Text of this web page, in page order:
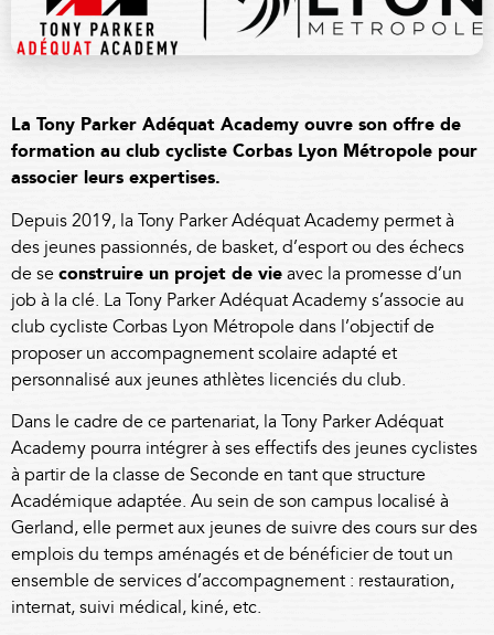
La Tony Parker Adéquat Academy ouvre son offre de
formation au club cycliste Corbas Lyon Métropole pour
associer leurs expertises.
Depuis 2019, la Tony Parker Adéquat Academy permet à
des jeunes passionnés, de basket, d’esport ou des échecs
de seconstruire un projet de vieavec la promesse d’un
job à la clé. La Tony Parker Adéquat Academy s’associe au
club cyclisteCorbas Lyon Métropoledans l’objectif de
proposer un accompagnement scolaire adapté et
personnalisé aux jeunes athlètes licenciés du club.
Dans le cadre de ce partenariat, la Tony Parker Adéquat
Academy pourra intégrer à ses effectifs des jeunes cyclistes
à partir de la classe de Seconde en tant que structure
Académique adaptée. Au sein de son campus localisé à
Gerland, elle permet aux jeunes de suivre des cours sur des
emplois du temps aménagés et de bénéficier de tout un
ensemble de services d’accompagnement : restauration,
internat, suivi médical, kiné, etc.